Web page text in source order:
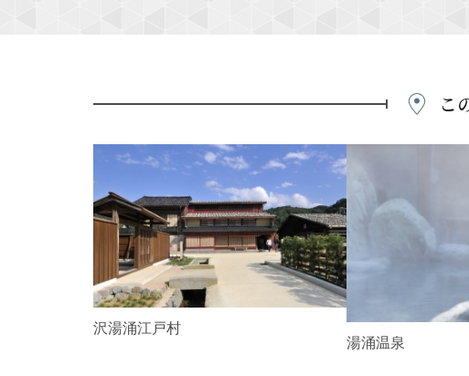
こ
e
v
i
金沢湯涌江戸村
湯涌温泉